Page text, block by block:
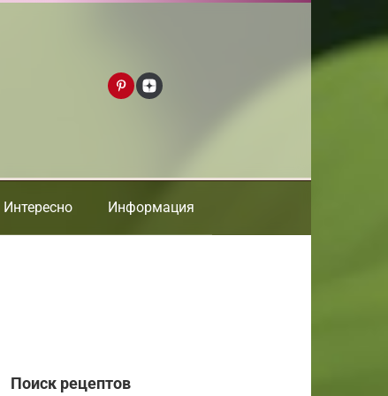
Интересно Информация
Поиск рецептов